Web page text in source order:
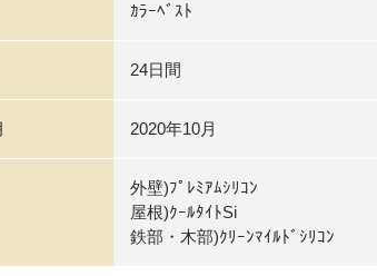
ｶﾗｰﾍﾞｽﾄ
24日間
2020年10月
外壁)ﾌﾟﾚﾐｱﾑｼﾘｺﾝ
屋根)ｸｰﾙﾀｲﾄSi
鉄部・木部)ｸﾘｰﾝﾏｲﾙﾄﾞｼﾘｺﾝ